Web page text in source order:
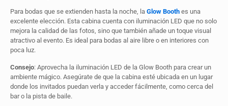
Para bodas que se extienden hasta la noche, la Glow Booth es una
excelente elección. Esta cabina cuenta con iluminación LED que no solo
mejora la calidad de las fotos, sino que también añade un toque visual
atractivo al evento. Es ideal para bodas al aire libre o en interiores con
poca luz.
Consejo: Aprovecha la iluminación LED de la Glow Booth para crear un
ambiente mágico. Asegúrate de que la cabina esté ubicada en un lugar
donde los invitados puedan verla y acceder fácilmente, como cerca del
bar o la pista de baile.